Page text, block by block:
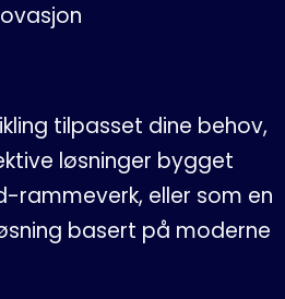
tilpasset dine behov,
løsninger bygget
rammeverk, eller som en
basert på moderne